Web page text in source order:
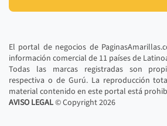
El portal de negocios de
información comercial de 11 países de
Todas las marcas registradas son
respectiva o de Gurú. La reproducción
material contenido en este portal está
AVISO LEGAL© Copyright2026